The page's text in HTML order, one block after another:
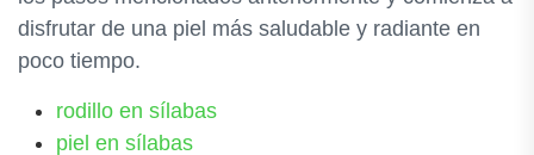
disfrutar de una piel más saludable y radiante en
poco tiempo.
rodillo en sílabas
piel en sílabas